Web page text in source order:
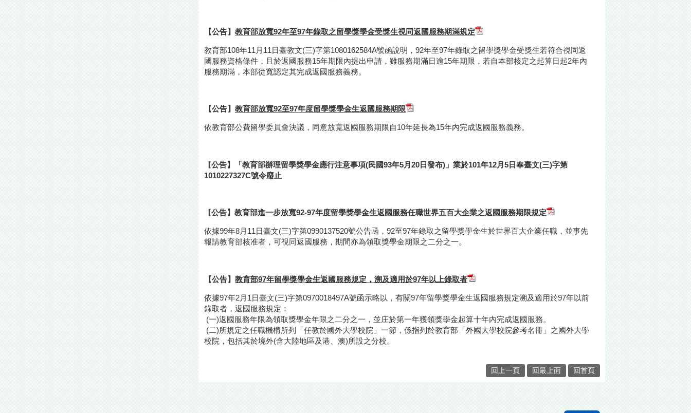
【公告】 教育部放寬92年至97年錄取之留學獎學金受獎生視同返國服務期滿規定
教育部108年11月11日臺教文(三)字第1080162584A號函說明，92年至97年錄取之留學獎學金受獎生若符合視同返
國服務資格條件，且於返國服務15年期限內提出申請，雖服務期滿日逾15年期限，若自本部核定之起算日起2年內
服務期滿，本部從寬認定其完成返國服務義務。
【公告】 教育部放寬92至97年度留學獎學金生返國服務期限
依教育部公費留學委員會決議，同意放寬返國服務期限自10年延長為15年內完成返國服務義務。
【公告】「教育部辦理留學獎學金應行注意事項(民國93年5月 20 日發布) 」業於101年12月 5 日奉臺文(三)字第
1010227327C號令廢止
【公告】 教育部進一步放寬92-97年度留學獎學金生返國服務任職世界五百大企業之返國服務期限規定
依據99年8月11日臺文(三)字第0990137520號公告函，92至97年錄取之留學獎學金生於世界百大企業任職，並事先
報請教育部核准者，可視同返國服務，期間亦為領取獎學金期限之二分之一。
【公告】 教育部97年留學獎學金生返國服務規定，溯及適用於97年以上錄取者
依據97年2月1日臺文(三)字第0970018497A號函示略以，有關97年留學獎學金生返國服務規定溯及適用於97年以前
錄取者，返國服務規定：
(一)返國服務年限為領取獎學金年限之二分之一，並庄於第一年獲領獎學金起算十年內完成返國服務。
(二)所規定之任職機構所列「任教於國外大學校院」一節，係指列於教育部「外國大學校院參考名冊」之國外大學
校院，包括其於境外(含大陸地區及港、澳)所設之分校。
回上一頁 回最上面 回首頁